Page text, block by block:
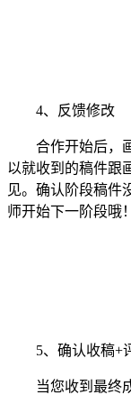
4、反馈修改
合作开始后，画
以就收到的稿件跟
见。确认阶段稿件
师开始下一阶段哦！
5、确认收稿+
当您收到最终成